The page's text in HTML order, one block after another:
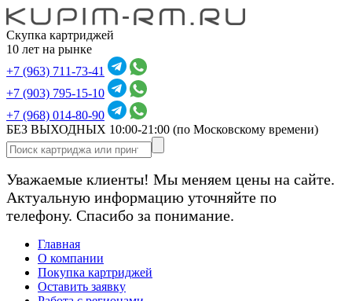
Скупка картриджей
10 лет на рынке
+7 (963) 711-73-41
+7 (903) 795-15-10
+7 (968) 014-80-90
БЕЗ ВЫХОДНЫХ 10:00-21:00 (по Московскому времени)
Уважаемые клиенты! Мы меняем цены на сайте.
Актуальную информацию уточняйте по
телефону. Спасибо за понимание.
Главная
О компании
Покупка картриджей
Оставить заявку